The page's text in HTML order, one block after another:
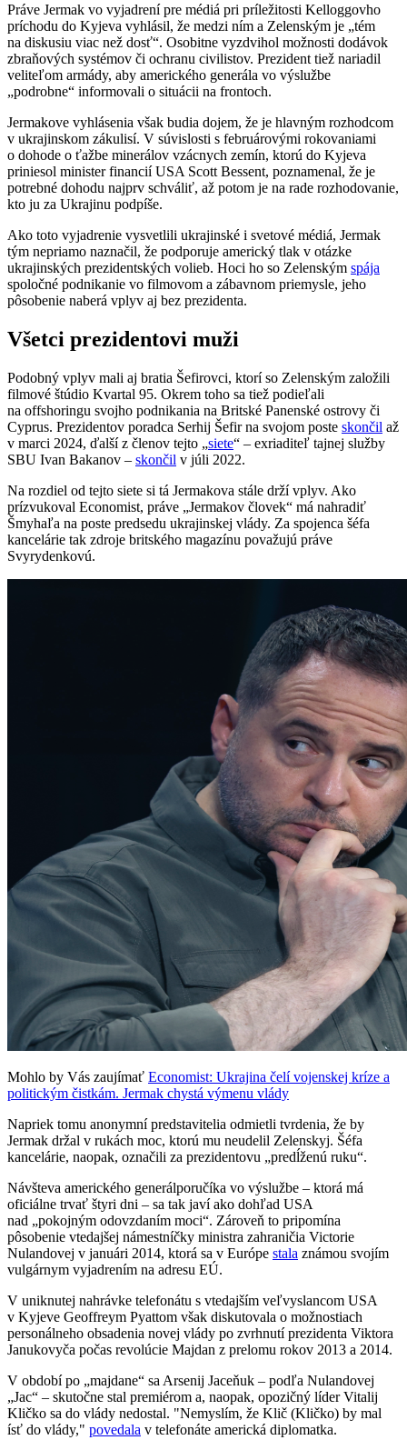
Práve Jermak vo vyjadrení pre médiá pri príležitosti Kelloggovho
príchodu do Kyjeva vyhlásil, že medzi ním a Zelenským je „tém
na diskusiu viac než dosť“. Osobitne vyzdvihol možnosti dodávok
zbraňových systémov či ochranu civilistov. Prezident tiež nariadil
veliteľom armády, aby amerického generála vo výslužbe
„podrobne“ informovali o situácii na frontoch.
Jermakove vyhlásenia však budia dojem, že je hlavným rozhodcom
v ukrajinskom zákulisí. V súvislosti s februárovými rokovaniami
o dohode o ťažbe minerálov vzácnych zemín, ktorú do Kyjeva
priniesol minister financií USA Scott Bessent, poznamenal, že je
potrebné dohodu najprv schváliť, až potom je na rade rozhodovanie,
kto ju za Ukrajinu podpíše.
Ako toto vyjadrenie vysvetlili ukrajinské i svetové médiá, Jermak
tým nepriamo naznačil, že podporuje americký tlak v otázke
ukrajinských prezidentských volieb. Hoci ho so Zelenským spája
spoločné podnikanie vo filmovom a zábavnom priemysle, jeho
pôsobenie naberá vplyv aj bez prezidenta.
Všetci prezidentovi muži
Podobný vplyv mali aj bratia Šefirovci, ktorí so Zelenským založili
filmové štúdio Kvartal 95. Okrem toho sa tiež podieľali
na offshoringu svojho podnikania na Britské Panenské ostrovy či
Cyprus. Prezidentov poradca Serhij Šefir na svojom poste skončil až
v marci 2024, ďalší z členov tejto „siete“ – exriaditeľ tajnej služby
SBU Ivan Bakanov – skončil v júli 2022.
Na rozdiel od tejto siete si tá Jermakova stále drží vplyv. Ako
prízvukoval Economist, práve „Jermakov človek“ má nahradiť
Šmyhaľa na poste predsedu ukrajinskej vlády. Za spojenca šéfa
kancelárie tak zdroje britského magazínu považujú práve
Svyrydenkovú.
Mohlo by Vás zaujímať Economist: Ukrajina čelí vojenskej kríze a
politickým čistkám. Jermak chystá výmenu vlády
Napriek tomu anonymní predstavitelia odmietli tvrdenia, že by
Jermak držal v rukách moc, ktorú mu neudelil Zelenskyj. Šéfa
kancelárie, naopak, označili za prezidentovu „predĺženú ruku“.
Návšteva amerického generálporučíka vo výslužbe – ktorá má
oficiálne trvať štyri dni – sa tak javí ako dohľad USA
nad „pokojným odovzdaním moci“. Zároveň to pripomína
pôsobenie vtedajšej námestníčky ministra zahraničia Victorie
Nulandovej v januári 2014, ktorá sa v Európe stala známou svojím
vulgárnym vyjadrením na adresu EÚ.
V uniknutej nahrávke telefonátu s vtedajším veľvyslancom USA
v Kyjeve Geoffreym Pyattom však diskutovala o možnostiach
personálneho obsadenia novej vlády po zvrhnutí prezidenta Viktora
Janukovyča počas revolúcie Majdan z prelomu rokov 2013 a 2014.
V období po „majdane“ sa Arsenij Jaceňuk – podľa Nulandovej
„Jac“ – skutočne stal premiérom a, naopak, opozičný líder Vitalij
Kličko sa do vlády nedostal. "Nemyslím, že Klič (Kličko) by mal
ísť do vlády," povedala v telefonáte americká diplomatka.